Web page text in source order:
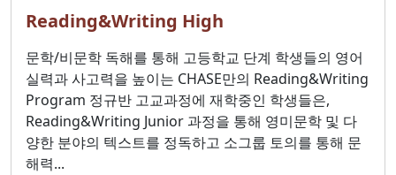
Reading&Writing High
문학/비문학 독해를 통해 고등학교 단계 학생들의 영어
실력과 사고력을 높이는 CHASE만의 Reading&Writing
Program 정규반 고교과정에 재학중인 학생들은,
Reading&Writing Junior 과정을 통해 영미문학 및 다
양한 분야의 텍스트를 정독하고 소그룹 토의를 통해 문
해력...